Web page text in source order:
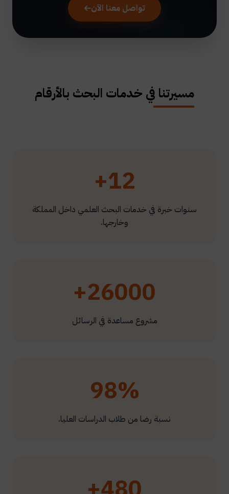
تواصل معنا الآن
مسيرتنا في خدمات البحث بالأرقام
12+
سنوات خبرة في خدمات البحث العلمي داخل المملكة
وخارجها.
26000+
مشروع مساعدة في الرسائل
98%
نسبة رضا من طلاب الدراسات العليا.